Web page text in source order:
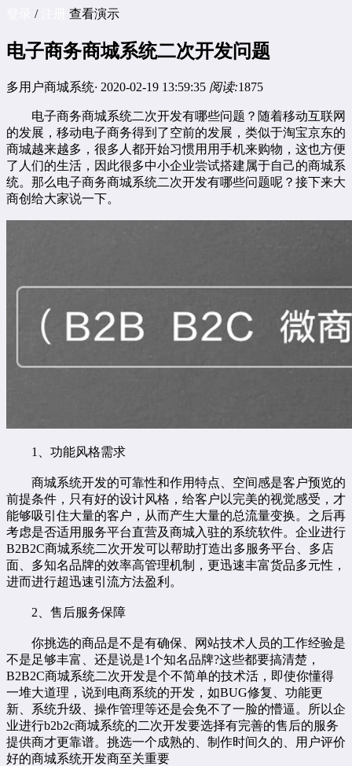
/注册 查看演示
电子商务商城系统二次开发问题
多用户商城系统· 2020-02-19 13:59:35 阅读:1875
电子商务商城系统二次开发有哪些问题？随着移动互联网
的发展，移动电子商务得到了空前的发展，类似于淘宝京东的
商城越来越多，很多人都开始习惯用用手机来购物，这也方便
了人们的生活，因此很多中小企业尝试搭建属于自己的商城系
统。那么电子商务商城系统二次开发有哪些问题呢？接下来大
商创给大家说一下。
1、功能风格需求
商城系统开发的可靠性和作用特点、空间感是客户预览的
前提条件，只有好的设计风格，给客户以完美的视觉感受，才
能够吸引住大量的客户，从而产生大量的总流量变换。之后再
考虑是否适用服务平台直营及商城入驻的系统软件。企业进行
B2B2C商城系统二次开发可以帮助打造出多服务平台、多店
面、多知名品牌的效率高管理机制，更迅速丰富货品多元性，
进而进行超迅速引流方法盈利。
2、售后服务保障
你挑选的商品是不是有确保、网站技术人员的工作经验是
不是足够丰富、还是说是1个知名品牌?这些都要搞清楚，
B2B2C商城系统二次开发是个不简单的技术活，即使你懂得
一堆大道理，说到电商系统的开发，如BUG修复、功能更
新、系统升级、操作管理等还是会免不了一脸的懵逼。所以企
业进行b2b2c商城系统的二次开发要选择有完善的售后的服务
提供商才更靠谱。挑选一个成熟的、制作时间久的、用户评价
好的商城系统开发商至关重要